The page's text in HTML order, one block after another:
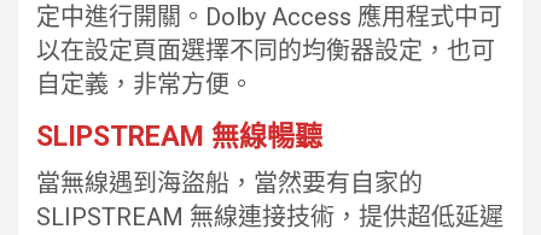
定中進行開關。Dolby Access 應用程式中可
以在設定頁面選擇不同的均衡器設定，也可
自定義，非常方便。
SLIPSTREAM 無線暢聽
當無線遇到海盜船，當然要有自家的
SLIPSTREAM 無線連接技術，提供超低延遲